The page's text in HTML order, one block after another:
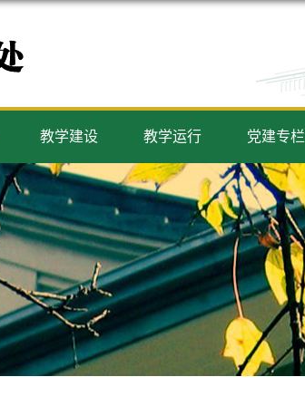
教学建设 教学运行 党建专栏